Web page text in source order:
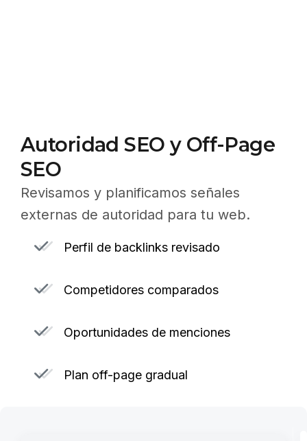
Autoridad SEO y Off-Page
SEO
Revisamos y planificamos señales
externas de autoridad para tu web.
Perfil de backlinks revisado
Competidores comparados
Oportunidades de menciones
Plan off-page gradual